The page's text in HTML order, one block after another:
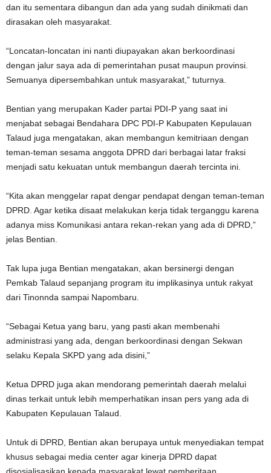
dan itu sementara dibangun dan ada yang sudah dinikmati dan
dirasakan oleh masyarakat.
“Loncatan-loncatan ini nanti diupayakan akan berkoordinasi
dengan jalur saya ada di pemerintahan pusat maupun provinsi.
Semuanya dipersembahkan untuk masyarakat,” tuturnya.
Bentian yang merupakan Kader partai PDI-P yang saat ini
menjabat sebagai Bendahara DPC PDI-P Kabupaten Kepulauan
Talaud juga mengatakan, akan membangun kemitriaan dengan
teman-teman sesama anggota DPRD dari berbagai latar fraksi
menjadi satu kekuatan untuk membangun daerah tercinta ini.
“Kita akan menggelar rapat dengar pendapat dengan teman-teman
DPRD. Agar ketika disaat melakukan kerja tidak terganggu karena
adanya miss Komunikasi antara rekan-rekan yang ada di DPRD,”
jelas Bentian.
Tak lupa juga Bentian mengatakan, akan bersinergi dengan
Pemkab Talaud sepanjang program itu implikasinya untuk rakyat
dari Tinonnda sampai Napombaru.
“Sebagai Ketua yang baru, yang pasti akan membenahi
administrasi yang ada, dengan berkoordinasi dengan Sekwan
selaku Kepala SKPD yang ada disini,”
Ketua DPRD juga akan mendorang pemerintah daerah melalui
dinas terkait untuk lebih memperhatikan insan pers yang ada di
Kabupaten Kepulauan Talaud.
Untuk di DPRD, Bentian akan berupaya untuk menyediakan tempat
khusus sebagai media center agar kinerja DPRD dapat
disosialisasikan kepada masyarakat lewat pemberitaan.